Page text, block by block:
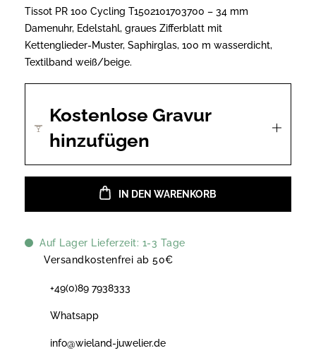
Tissot PR 100 Cycling T1502101703700 – 34 mm
Damenuhr, Edelstahl, graues Zifferblatt mit
Kettenglieder-Muster, Saphirglas, 100 m wasserdicht,
Textilband weiß/beige.
Kostenlose Gravur
hinzufügen
IN DEN WARENKORB
Auf Lager Lieferzeit: 1-3 Tage
Versandkostenfrei ab 50€
+49(0)89 7938333
Whatsapp
info@wieland-juwelier.de